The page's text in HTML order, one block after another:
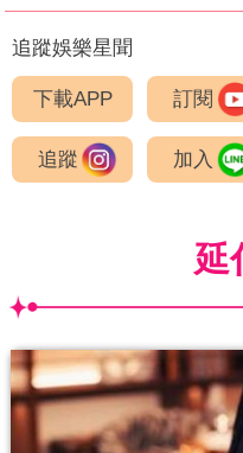
追蹤娛樂星聞
下載APP 訂閱
追蹤 加入
延